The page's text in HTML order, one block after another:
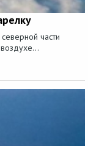
части